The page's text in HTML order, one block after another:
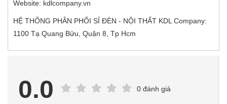
Website: kdlcompany.vn
HỆ THỐNG PHÂN PHỐI SỈ ĐÈN - NỘI THẤT KDL Company:
1100 Tạ Quang Bửu, Quận 8, Tp Hcm
0.0 0 đánh giá